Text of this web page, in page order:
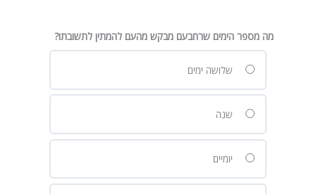
מה מספר הימים שרחבעם מבקש מהעם להמתין לתשובתו?
שלושה ימים
שנה
יומיים